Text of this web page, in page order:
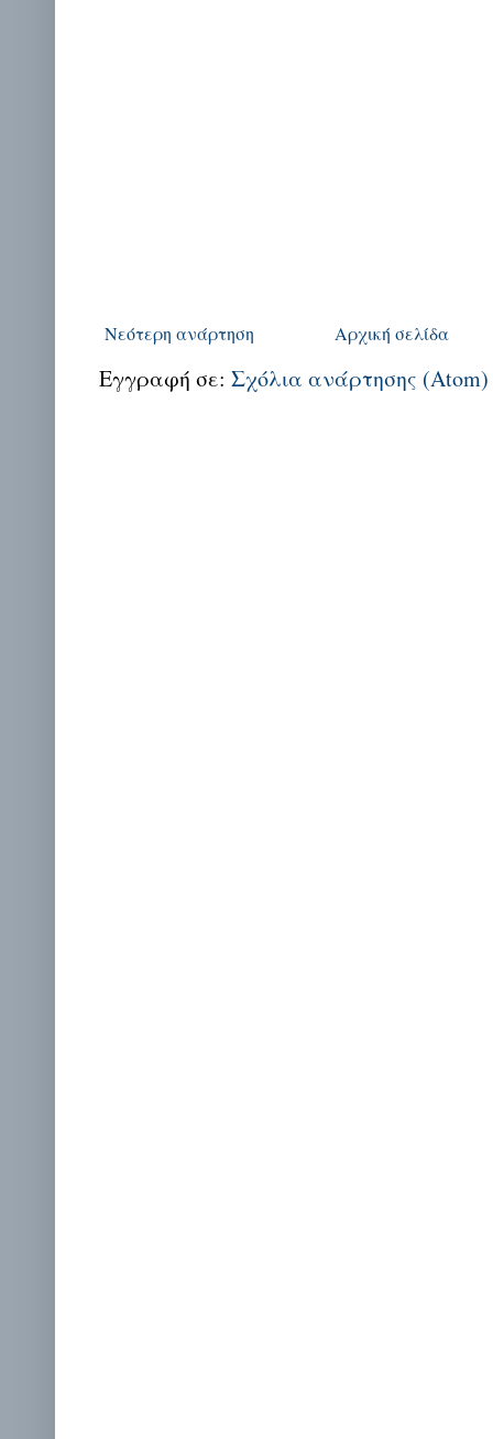
Νεότερη ανάρτηση Αρχική σελίδα
Εγγραφή σε: Σχόλια ανάρτησης (Atom)